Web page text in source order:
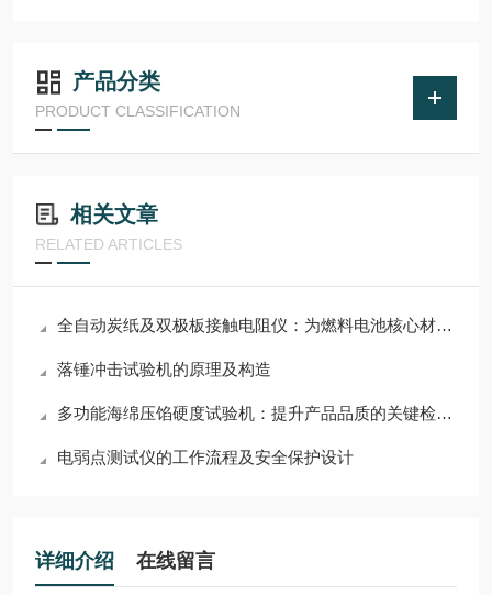
产品分类
PRODUCT CLASSIFICATION
相关文章
RELATED ARTICLES
全自动炭纸及双极板接触电阻仪：为燃料电池核心材料性能勾勒清晰图景
落锤冲击试验机的原理及构造
多功能海绵压馅硬度试验机：提升产品品质的关键检测设备
电弱点测试仪的工作流程及安全保护设计
详细介绍 在线留言